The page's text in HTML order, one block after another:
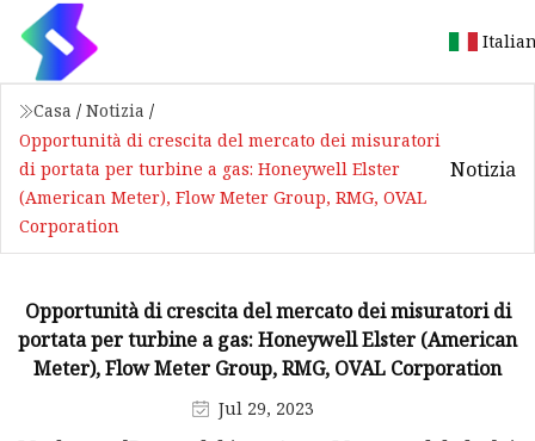
Casa / Notizia /
Opportunità di crescita del mercato dei misuratori
di portata per turbine a gas: Honeywell Elster
(American Meter), Flow Meter Group, RMG, OVAL
Corporation
Notizia
Opportunità di crescita del mercato dei misuratori di
portata per turbine a gas: Honeywell Elster (American
Meter), Flow Meter Group, RMG, OVAL Corporation
Jul 29, 2023